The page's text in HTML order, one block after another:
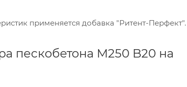
применяется добавка "Ритент-Перфект".
пескобетона М250 B20 на